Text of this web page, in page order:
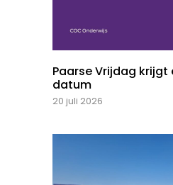
Paarse Vrijdag krijgt
datum
20 juli 2026